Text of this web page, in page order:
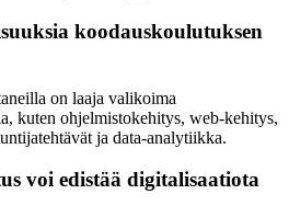
koodauskoulutuksen
on laaja valikoima
kuten ohjelmistokehitys, web-kehitys,
ja data-analytiikka.
voi edistää digitalisaatiota